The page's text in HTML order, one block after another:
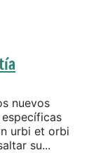
nuevos
urbi et orbi
su...